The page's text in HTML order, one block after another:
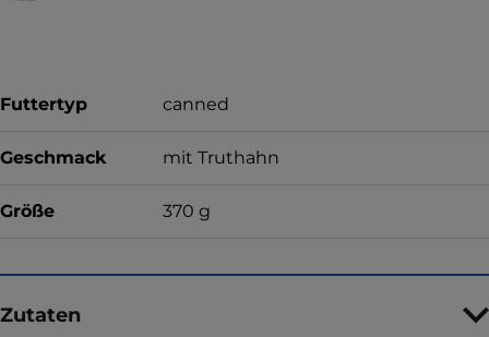
Futtertyp canned
Geschmack mit Truthahn
Größe 370 g
Zutaten